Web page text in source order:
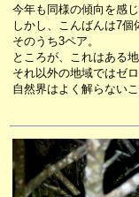
今年も同様の傾向を感じ
しかし、こんばんは7個
そのうち3ペア。
ところが、これはある
それ以外の地域ではゼロ
自然界はよく解らない